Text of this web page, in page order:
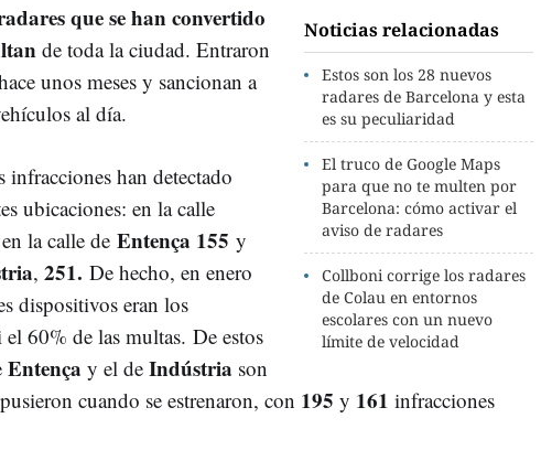
Noticias relacionadas
Estos son los 28 nuevos
radares de Barcelona y esta
es su peculiaridad
El truco de Google Maps
para que no te multen por
Barcelona: cómo activar el
aviso de radares
Collboni corrige los radares
de Colau en entornos
escolares con un nuevo
límite de velocidad
que se han convertido
de toda la ciudad. Entraron
unos meses y sancionan a
al día.
infracciones han detectado
ubicaciones: en la calle
la calle de Entença 155 y
, 251. De hecho, en enero
dispositivos eran los
el 60% de las multas. De estos
Entença y el de Indústria son
cuando se estrenaron, con 195 y 161 infracciones